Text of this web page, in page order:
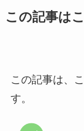
この記事は
この記事は、
す。